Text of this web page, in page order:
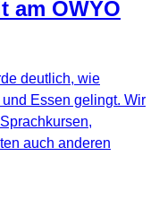
am OWYO
deutlich, wie
Essen gelingt. Wir
auch anderen